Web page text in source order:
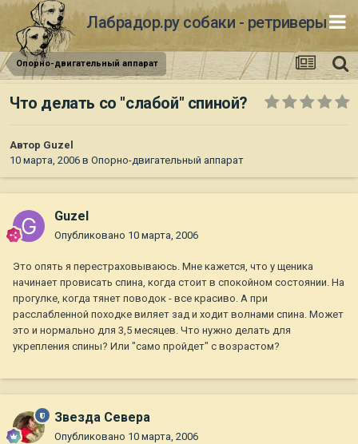
Лабрадор.ру собаки - ретриверы
Опорно-двигательный аппарат
Что делать со "слабой" спиной?
Автор Guzel
10 марта, 2006 в Опорно-двигательный аппарат
Guzel
Опубликовано 10 марта, 2006
Это опять я перестраховываюсь. Мне кажется, что у щеника
начинает провисать спина, когда стоит в спокойном состоянии. На
прогулке, когда тянет поводок - все красиво. А при
расслабленной походке виляет зад и ходит волнами спина. Может
это и нормально для 3,5 месяцев. Что нужно делать для
укрепления спины? Или "само пройдет" с возрастом?
Звезда Севера
Опубликовано 10 марта, 2006